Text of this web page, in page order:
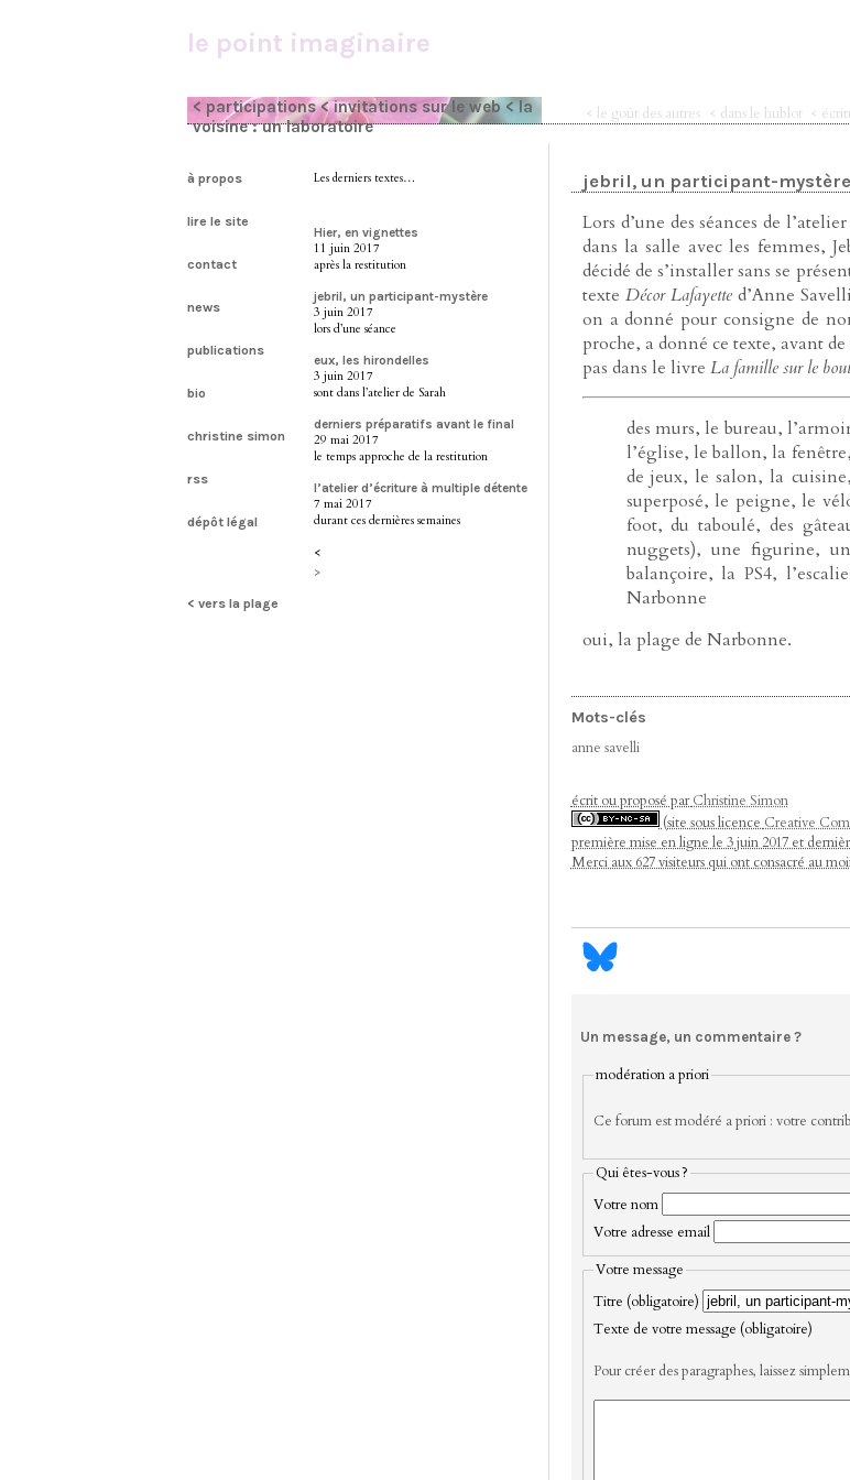
le point imaginaire
< participations < invitations sur le web < la
voisine : un laboratoire
< le goût des autres < dans le hublot <
à propos
lire le site
contact
news
publications
bio
christine simon
rss
dépôt légal
< vers la plage
Les derniers textes…
Hier, en vignettes
11 juin 2017
après la restitution
jebril, un participant-mystère
3 juin 2017
lors d’une séance
eux, les hirondelles
3 juin 2017
sont dans l’atelier de Sarah
derniers préparatifs avant le final
29 mai 2017
le temps approche de la restitution
l’atelier d’écriture à multiple détente
7 mai 2017
durant ces dernières semaines
<
>
jebril, un participant-mystère
Lors d’une des séances de
dans la salle avec les femmes,
décidé de s’installer sans se
texte Décor Lafayette d’Anne
on a donné pour consigne de
proche, a donné ce texte, avant
pas dans le livre La famille sur le
des murs, le bureau,
l’église, le ballon, la
de jeux, le salon, la
superposé, le peigne, le
foot, du taboulé, des
nuggets), une figurine,
balançoire, la PS4,
Narbonne
oui, la plage de Narbonne.
Mots-clés
anne savelli
écrit ou proposé parChristine Simon
(site sous licence Creative
première mise en ligne le 3 juin 2017 et
Merci aux 627 visiteurs qui ont consacré au
Un message, un commentaire ?
modération a priori
Ce forum est modéré a priori : votre
Qui êtes-vous ?
Votre nom
Votre adresse email
Votre message
Titre (obligatoire)
Texte de votre message (obligatoire)
Pour créer des paragraphes, laissez